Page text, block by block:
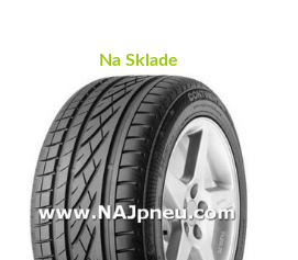
Na Sklade